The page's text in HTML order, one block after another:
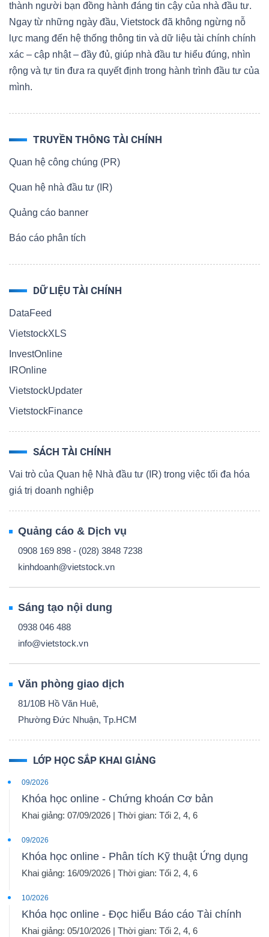
thành người bạn đồng hành đáng tin cậy của nhà đầu tư.
Ngay từ những ngày đầu, Vietstock đã không ngừng nỗ
lực mang đến hệ thống thông tin và dữ liệu tài chính chính
xác – cập nhật – đầy đủ, giúp nhà đầu tư hiểu đúng, nhìn
rộng và tự tin đưa ra quyết định trong hành trình đầu tư của
mình.
TRUYỀN THÔNG TÀI CHÍNH
Quan hệ công chúng (PR)
Quan hệ nhà đầu tư (IR)
Quảng cáo banner
Báo cáo phân tích
DỮ LIỆU TÀI CHÍNH
DataFeed
VietstockXLS
InvestOnline
IROnline
VietstockUpdater
VietstockFinance
SÁCH TÀI CHÍNH
Vai trò của Quan hệ Nhà đầu tư (IR) trong việc tối đa hóa
giá trị doanh nghiệp
Quảng cáo & Dịch vụ
0908 169 898 - (028) 3848 7238
kinhdoanh@vietstock.vn
Sáng tạo nội dung
0938 046 488
info@vietstock.vn
Văn phòng giao dịch
81/10B Hồ Văn Huê,
Phường Đức Nhuận, Tp.HCM
LỚP HỌC SẮP KHAI GIẢNG
09/2026
Khóa học online - Chứng khoán Cơ bản
Khai giảng: 07/09/2026 | Thời gian: Tối 2, 4, 6
09/2026
Khóa học online - Phân tích Kỹ thuật Ứng dụng
Khai giảng: 16/09/2026 | Thời gian: Tối 2, 4, 6
10/2026
Khóa học online - Đọc hiểu Báo cáo Tài chính
Khai giảng: 05/10/2026 | Thời gian: Tối 2, 4, 6